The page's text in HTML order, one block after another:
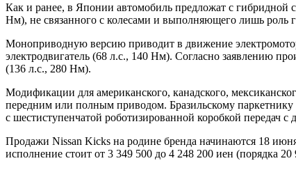
Как и ранее, в Японии автомобиль предложат с гибридной
Нм), не связанного с колесами и выполняющего лишь роль
Моноприводную версию приводит в движение
электродвигатель (68 л.с., 140 Нм). Согласно заявлению
(136 л.с., 280 Нм).
Модификации для американского, канадского,
передним или полным приводом. Бразильскому
с шестиступенчатой роботизированной коробкой передач
Продажи Nissan Kicks на родине бренда начинаются 18
исполнение стоит от 3 349 500 до 4 248 200 иен (порядка